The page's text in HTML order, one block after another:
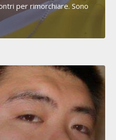
per rimorchiare. Sono